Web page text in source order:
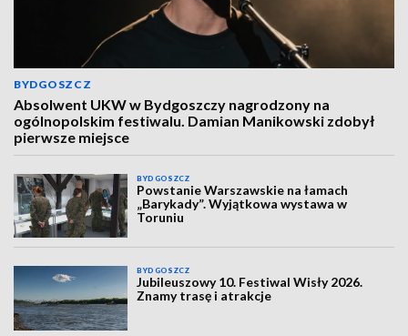
BYDGOSZCZ
Absolwent UKW w Bydgoszczy nagrodzony na
ogólnopolskim festiwalu. Damian Manikowski zdobył
pierwsze miejsce
BYDGOSZCZ
Powstanie Warszawskie na łamach
„Barykady”. Wyjątkowa wystawa w
Toruniu
BYDGOSZCZ
Jubileuszowy 10. Festiwal Wisły 2026.
Znamy trasę i atrakcje